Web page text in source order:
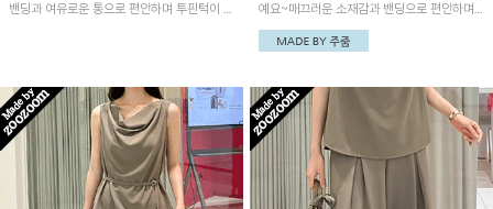
밴딩과 여유로운 통으로 편안하며 투핀턱이 더
예요~매끄러운 소재감과 밴딩으로 편안하며
밑단 벌룬으로 멋스러운 포인트! '냉감메모리
밴딩 호박반바지'와 함께 코디하시면 잘 어룰